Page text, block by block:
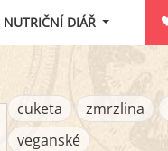
NUTRIČNÍ DIÁŘ
cuketa
zmrzlina
veganské